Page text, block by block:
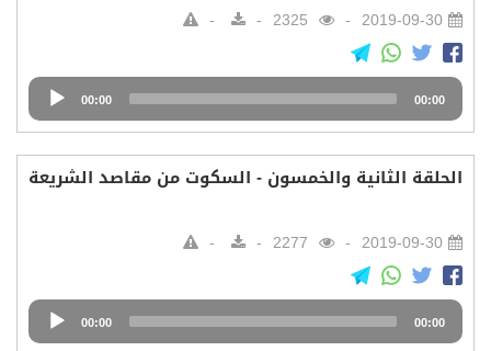
2019-09-30
Audio
Player
00:00 00:00
الحلقة الثانية والخمسون - السكوت من مقاصد الشريعة
2019-09-30
Audio
Player
00:00 00:00